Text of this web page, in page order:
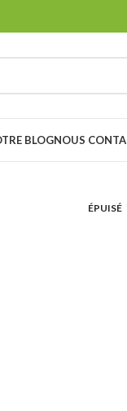
BLOGNOUS
ÉPUISÉ